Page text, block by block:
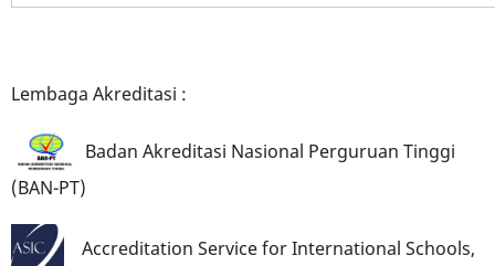
Lembaga Akreditasi :
Badan Akreditasi Nasional Perguruan Tinggi
(BAN-PT)
Accreditation Service for International Schools,